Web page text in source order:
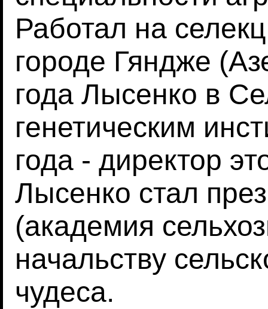
Работал на
городе Гяндже
года Лысенко в
генетическим
года - директор
Лысенко стал
(академия
начальству
чудеса.